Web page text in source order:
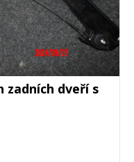
zadních dveří s